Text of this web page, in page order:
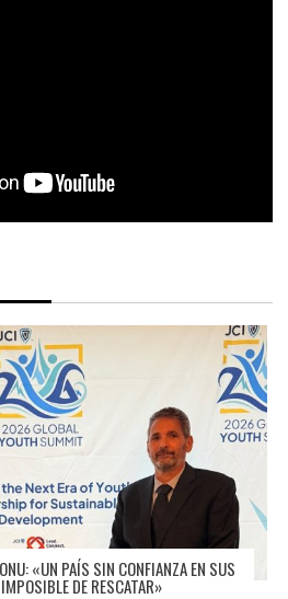
«UN PAÍS SIN CONFIANZA EN SUS
DE RESCATAR»